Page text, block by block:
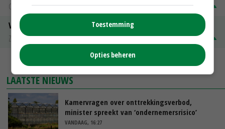
Groningen
€ 197,00 € 2,00
Volle melkpoeder
Zuivel NL
€ 345,00 € 20,00
MEER MARKTPRIJZEN
LAATSTE NIEUWS
Kamervragen over onttrekkingsverbod,
minister spreekt van ‘ondernemersrisico’
VANDAAG, 16:27
Toestemming
Opties beheren